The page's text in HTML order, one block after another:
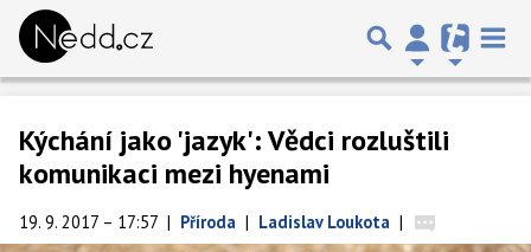
Kýchání jako 'jazyk': Vědci rozluštili
komunikaci mezi hyenami
19. 9. 2017 – 17:57 | Příroda | Ladislav Loukota |